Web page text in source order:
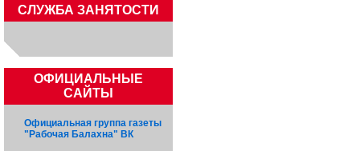
CЛУЖБА ЗАНЯТОСТИ
ОФИЦИАЛЬНЫЕ
САЙТЫ
Официальная группа газеты
"Рабочая Балахна" ВК